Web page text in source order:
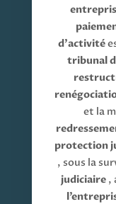
d’activité
tribunal
et la
protection
, sous la
judiciaire,